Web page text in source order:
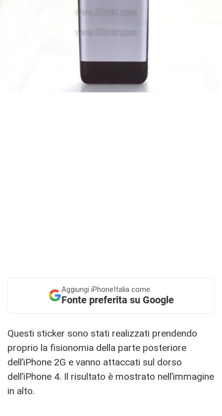
Aggiungi iPhoneItalia come
Fonte preferita su Google
Questi sticker sono stati realizzati prendendo
proprio la fisionomia della parte posteriore
dell’iPhone 2G e vanno attaccati sul dorso
dell’iPhone 4. Il risultato è mostrato nell’immagine
in alto.